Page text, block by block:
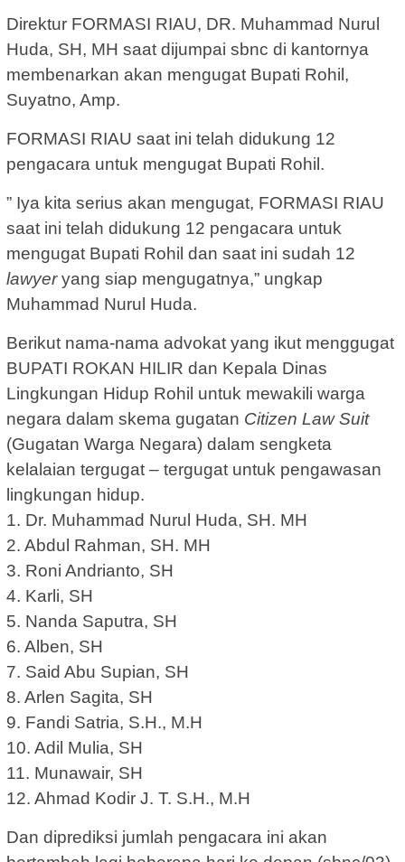
Direktur FORMASI RIAU, DR. Muhammad Nurul
Huda, SH, MH saat dijumpai sbnc di kantornya
membenarkan akan mengugat Bupati Rohil,
Suyatno, Amp.
FORMASI RIAU saat ini telah didukung 12
pengacara untuk mengugat Bupati Rohil.
” Iya kita serius akan mengugat, FORMASI RIAU
saat ini telah didukung 12 pengacara untuk
mengugat Bupati Rohil dan saat ini sudah 12
lawyeryang siap mengugatnya,” ungkap
Muhammad Nurul Huda.
Berikut nama-nama advokat yang ikut menggugat
BUPATI ROKAN HILIR dan Kepala Dinas
Lingkungan Hidup Rohil untuk mewakili warga
negara dalam skema gugatan Citizen Law Suit
(Gugatan Warga Negara) dalam sengketa
kelalaian tergugat – tergugat untuk pengawasan
lingkungan hidup.
1. Dr. Muhammad Nurul Huda, SH. MH
2. Abdul Rahman, SH. MH
3. Roni Andrianto, SH
4. Karli, SH
5. Nanda Saputra, SH
6. Alben, SH
7. Said Abu Supian, SH
8. Arlen Sagita, SH
9. Fandi Satria, S.H., M.H
10. Adil Mulia, SH
11. Munawair, SH
12. Ahmad Kodir J. T. S.H., M.H
Dan diprediksi jumlah pengacara ini akan